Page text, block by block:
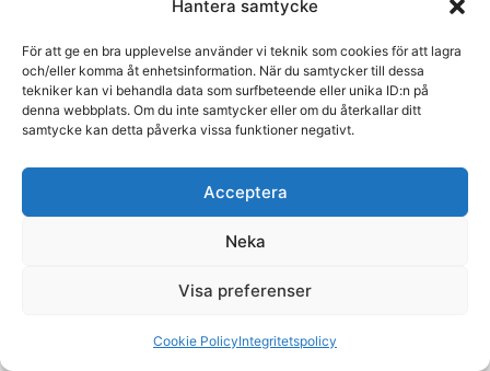
Hantera samtycke
För att ge en bra upplevelse använder vi teknik som cookies för att lagra
och/eller komma åt enhetsinformation. När du samtycker till dessa
tekniker kan vi behandla data som surfbeteende eller unika ID:n på
denna webbplats. Om du inte samtycker eller om du återkallar ditt
samtycke kan detta påverka vissa funktioner negativt.
Acceptera
Neka
Visa preferenser
Cookie PolicyIntegritetspolicy